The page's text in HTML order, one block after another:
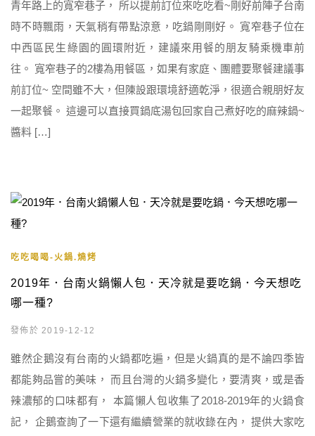
青年路上的寬窄巷子， 所以提前訂位來吃吃看~剛好前陣子台南
時不時飄雨，天氣稍有帶點涼意，吃鍋剛剛好。 寬窄巷子位在
中西區民生綠園的圓環附近，建議來用餐的朋友騎乘機車前
往。 寬窄巷子的2樓為用餐區，如果有家庭、團體要聚餐建議事
前訂位~ 空間雖不大，但陳設跟環境舒適乾淨，很適合親朋好友
一起聚餐。 這邊可以直接買鍋底湯包回家自己煮好吃的麻辣鍋~
醬料 […]
吃吃喝喝-火鍋.燒烤
2019年．台南火鍋懶人包．天冷就是要吃鍋．今天想吃
哪一種?
發佈於 2019-12-12
雖然企鵝沒有台南的火鍋都吃遍，但是火鍋真的是不論四季皆
都能夠品嘗的美味， 而且台灣的火鍋多變化，要清爽，或是香
辣濃郁的口味都有， 本篇懶人包收集了2018-2019年的火鍋食
記， 企鵝查詢了一下還有繼續營業的就收錄在內， 提供大家吃